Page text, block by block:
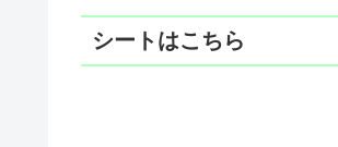
シートはこちら